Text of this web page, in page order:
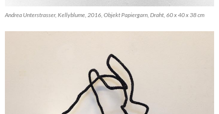
Andrea Unterstrasser, Kellyblume, 2016, Objekt Papiergarn, Draht, 60 x 40 x 38 cm